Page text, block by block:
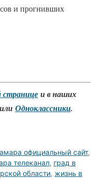
и прогнивших
странице и в наших
или Одноклассники.
официальный сайт,
телеканал, град в
области, жизнь в